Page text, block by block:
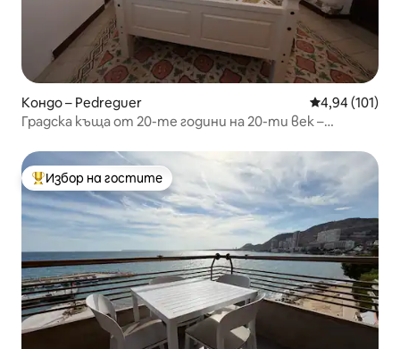
Кондо – Pedreguer Средна
4,94 (101)
Градска къща от 20-те години на 20-ти век –
Най-популярен избор на гостите
Избор на гостите